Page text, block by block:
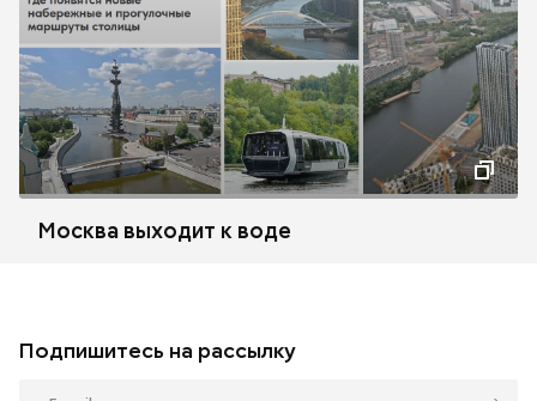
Москва выходит к воде
Подпишитесь на рассылку